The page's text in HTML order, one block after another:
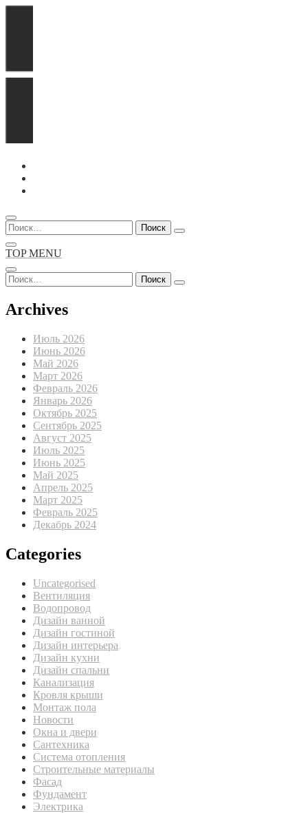
Перейти
содержимому
Найти:
TOP MENU
Найти:
Archives
Июль 2026
Июнь 2026
Май 2026
Март 2026
Февраль 2026
Январь 2026
Октябрь 2025
Сентябрь 2025
Август 2025
Июль 2025
Июнь 2025
Май 2025
Апрель 2025
Март 2025
Февраль 2025
Декабрь 2024
Categories
Uncategorised
Вентиляция
Водопровод
Дизайн ванной
Дизайн гостиной
Дизайн интерьера
Дизайн кухни
Дизайн спальни
Канализация
Кровля крыши
Монтаж пола
Новости
Окна и двери
Сантехника
Система отопления
Строительные материалы
Фасад
Фундамент
Электрика